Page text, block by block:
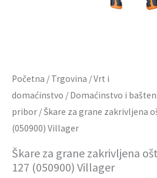
Početna / Trgovina /Vrt i
domaćinstvo / Domaćinstvo i
pribor / Škare za grane zakrivljena
(050900) Villager
Škare za grane zakrivljena
127 (050900) Villager